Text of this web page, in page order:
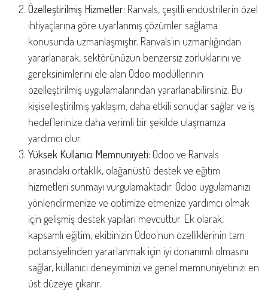
Özelleştirilmiş Hizmetler: Ranvals, çeşitli endüstrilerin özel
ihtiyaçlarına göre uyarlanmış çözümler sağlama
konusunda uzmanlaşmıştır. Ranvals'ın uzmanlığından
yararlanarak, sektörünüzün benzersiz zorluklarını ve
gereksinimlerini ele alan Odoo modüllerinin
özelleştirilmiş uygulamalarından yararlanabilirsiniz. Bu
kişiselleştirilmiş yaklaşım, daha etkili sonuçlar sağlar ve iş
hedeflerinize daha verimli bir şekilde ulaşmanıza
yardımcı olur.
Yüksek Kullanıcı Memnuniyeti: Odoo ve Ranvals
arasındaki ortaklık, olağanüstü destek ve eğitim
hizmetleri sunmayı vurgulamaktadır. Odoo uygulamanızı
yönlendirmenize ve optimize etmenize yardımcı olmak
için gelişmiş destek yapıları mevcuttur. Ek olarak,
kapsamlı eğitim, ekibinizin Odoo'nun özelliklerinin tam
potansiyelinden yararlanmak için iyi donanımlı olmasını
sağlar, kullanıcı deneyiminizi ve genel memnuniyetinizi en
üst düzeye çıkarır.